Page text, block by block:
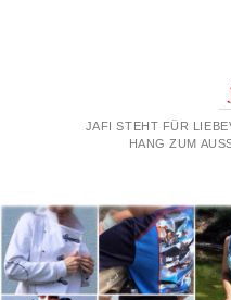
JAFI STEHT FÜR
HANG ZUM